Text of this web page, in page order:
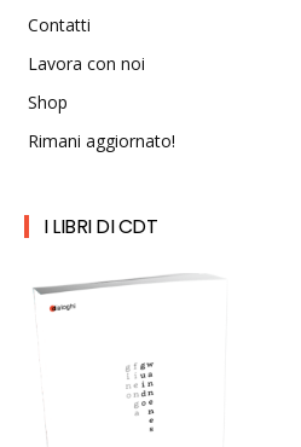
Contatti
Lavora con noi
Shop
Rimani aggiornato!
I LIBRI DI CDT